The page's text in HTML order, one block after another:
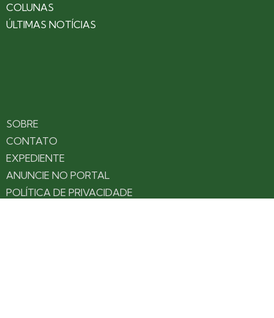
COLUNAS
ÚLTIMAS NOTÍCIAS
SOBRE
CONTATO
EXPEDIENTE
ANUNCIE NO PORTAL
POLÍTICA DE PRIVACIDADE